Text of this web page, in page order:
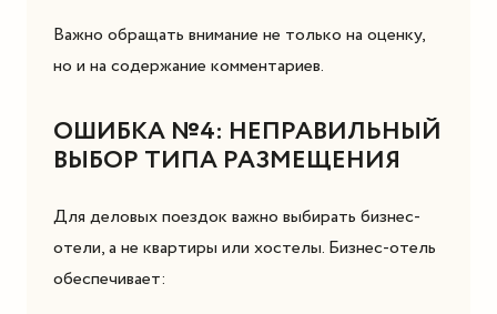
Важно обращать внимание не только на оценку,
но и на содержание комментариев.
ОШИБКА №4: НЕПРАВИЛЬНЫЙ
ВЫБОР ТИПА РАЗМЕЩЕНИЯ
Для деловых поездок важно выбирать бизнес-
отели, а не квартиры или хостелы. Бизнес-отель
обеспечивает: